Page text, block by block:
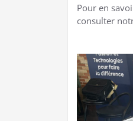
Pour en
consulter